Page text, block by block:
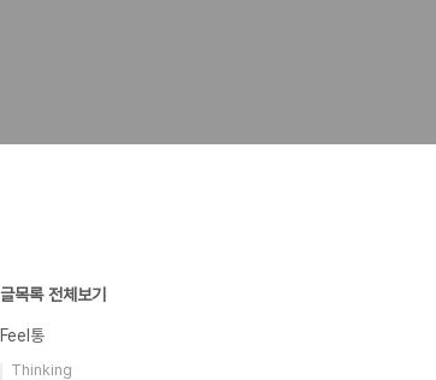
글목록 전체보기
Feel통
Thinking